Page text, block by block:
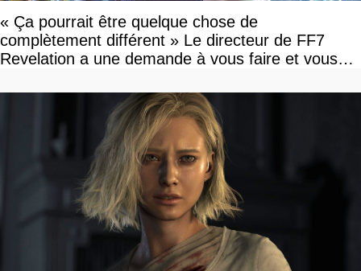
« Ça pourrait être quelque chose de
complètement différent » Le directeur de FF7
Revelation a une demande à vous faire et vous